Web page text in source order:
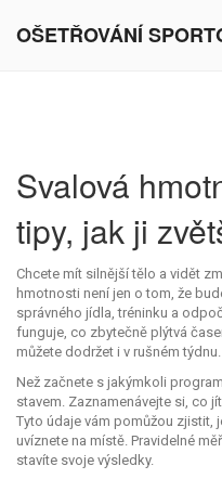
Svalová
tipy, jak ji
Chcete mít silnější tělo a vidět
hmotnosti není jen o tom, že
správného jídla, tréninku a
funguje, co zbytečně plýtvá
můžete dodržet i v rušném týdnu.
Než začnete s jakýmkoli
stavem. Zaznamenávejte si, co
Tyto údaje vám pomůžou zjistit,
uvíznete na místě. Pravidelné
stavíte svoje výsledky.